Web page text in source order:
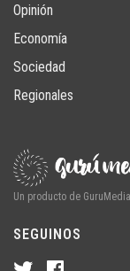
Opinión
Economía
Sociedad
Regionales
Un producto de
SEGUINOS